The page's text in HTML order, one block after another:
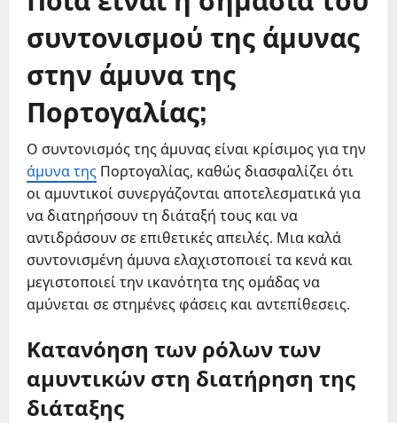
συντονισμού της άμυνας
στην άμυνα της
Πορτογαλίας;
Ο συντονισμός της άμυνας είναι κρίσιμος για την
άμυνα της Πορτογαλίας, καθώς διασφαλίζει ότι
οι αμυντικοί συνεργάζονται αποτελεσματικά για
να διατηρήσουν τη διάταξή τους και να
αντιδράσουν σε επιθετικές απειλές. Μια καλά
συντονισμένη άμυνα ελαχιστοποιεί τα κενά και
μεγιστοποιεί την ικανότητα της ομάδας να
αμύνεται σε στημένες φάσεις και αντεπίθεσεις.
Κατανόηση των ρόλων των
αμυντικών στη διατήρηση της
διάταξης